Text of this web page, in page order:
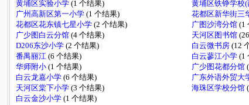
黄埔区实验小学(1 个结果) 黄埔区铁铮学校
广州高新区第一小学(1 个结果) 花都区新华街三
花都区花东镇七星小学(2 个结果) 广图沙湾分馆(1
广少图白云分馆(4 个结果) 天河区图书馆
D206东沙小学(2 个结果) 白云微书房(12
番禺丽江(6 个结果) 白云蓼江小学(1
华师附小(1 个结果) 广少图花都分馆
白云龙嘉小学(6 个结果) 广东外语外贸大
天河区棠下小学(3 个结果) 海珠区学校分馆
白云金沙小学(1 个结果)